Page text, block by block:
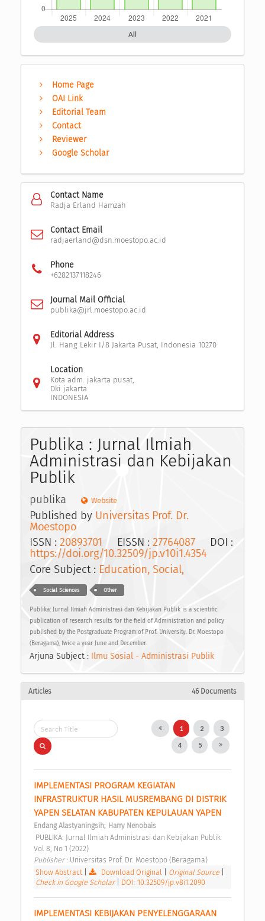
All
Home Page
OAI Link
Editorial Team
Contact
Reviewer
Google Scholar
Contact Name
Radja Erland Hamzah
Contact Email
radjaerland@dsn.moestopo.ac.id
Phone
+6282137118246
Journal Mail Official
publika@jrl.moestopo.ac.id
Editorial Address
Jl. Hang Lekir I/8 Jakarta Pusat, Indonesia 10270
Location
Kota adm. jakarta pusat,
Dki jakarta
INDONESIA
Publika : Jurnal Ilmiah
Administrasi dan Kebijakan
Publik
publika Website
Published by Universitas Prof. Dr.
Moestopo
ISSN : 20893701 EISSN : 27764087 DOI :
https://doi.org/10.32509/jp.v10i1.4354
Core Subject : Education, Social,
Social Sciences Other
Publika: Jurnal Ilmiah Administrasi dan Kebijakan Publik is a scientific
publication of research results for the field of Administration and policy
published by the Postgraduate Program of Prof. University. Dr. Moestopo
(Beragama), twice a year June and December.
Arjuna Subject : Ilmu Sosial - Administrasi Publik
Articles 46 Documents
1 2 3
4 5
IMPLEMENTASI PROGRAM KEGIATAN
INFRASTRUKTUR HASIL MUSREMBANG DI DISTRIK
YAPEN SELATAN KABUPATEN KEPULAUAN YAPEN
Endang Alastyaningsih; Harry Nenobais
Vol 8, No 1 (2022)
Publisher : Universitas Prof. Dr. Moestopo (Beragama)
Show Abstract
Download Original Original Source
Check in Google Scholar
DOI: 10.32509/jp.v8i1.2090
IMPLEMENTASI KEBIJAKAN PENYELENGGARAAN